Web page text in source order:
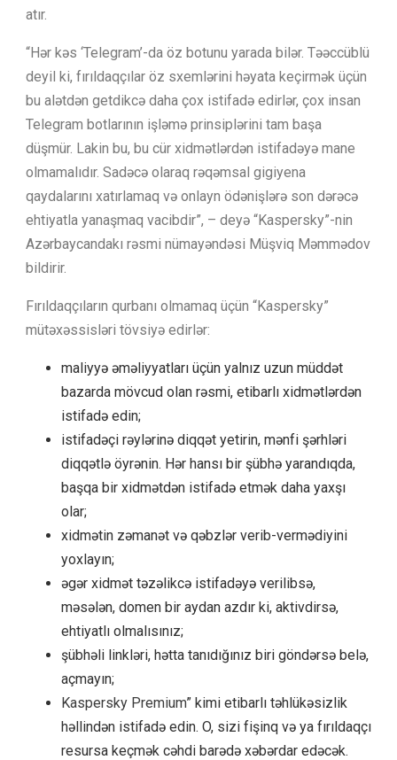
atır.
“Hər kəs ‘Telegram’-da öz botunu yarada bilər. Təəccüblü
deyil ki, fırıldaqçılar öz sxemlərini həyata keçirmək üçün
bu alətdən getdikcə daha çox istifadə edirlər, çox insan
Telegram botlarının işləmə prinsiplərini tam başa
düşmür. Lakin bu, bu cür xidmətlərdən istifadəyə mane
olmamalıdır. Sadəcə olaraq rəqəmsal gigiyena
qaydalarını xatırlamaq və onlayn ödənişlərə son dərəcə
ehtiyatla yanaşmaq vacibdir”, – deyə “Kaspersky”-nin
Azərbaycandakı rəsmi nümayəndəsi Müşviq Məmmədov
bildirir.
Fırıldaqçıların qurbanı olmamaq üçün “Kaspersky”
mütəxəssisləri tövsiyə edirlər:
maliyyə əməliyyatları üçün yalnız uzun müddət
bazarda mövcud olan rəsmi, etibarlı xidmətlərdən
istifadə edin;
istifadəçi rəylərinə diqqət yetirin, mənfi şərhləri
diqqətlə öyrənin. Hər hansı bir şübhə yarandıqda,
başqa bir xidmətdən istifadə etmək daha yaxşı
olar;
xidmətin zəmanət və qəbzlər verib-vermədiyini
yoxlayın;
əgər xidmət təzəlikcə istifadəyə verilibsə,
məsələn, domen bir aydan azdır ki, aktivdirsə,
ehtiyatlı olmalısınız;
şübhəli linkləri, hətta tanıdığınız biri göndərsə belə,
açmayın;
Kaspersky Premium” kimi etibarlı təhlükəsizlik
həllindən istifadə edin. O, sizi fişinq və ya fırıldaqçı
resursa keçmək cəhdi barədə xəbərdar edəcək.